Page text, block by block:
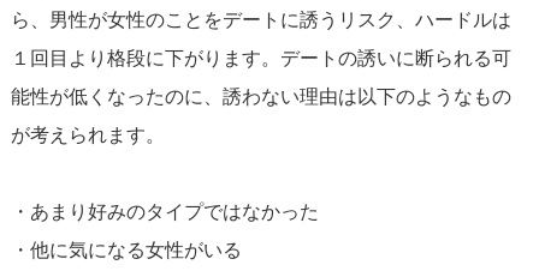
ら、男性が女性のことをデートに誘うリスク、ハードルは
１回目より格段に下がります。デートの誘いに断られる可
能性が低くなったのに、誘わない理由は以下のようなもの
が考えられます。
・あまり好みのタイプではなかった
・他に気になる女性がいる